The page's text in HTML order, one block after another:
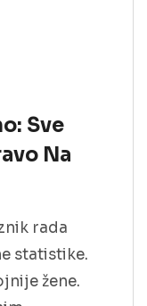
Sve
Na
rada
statistike.
žene.